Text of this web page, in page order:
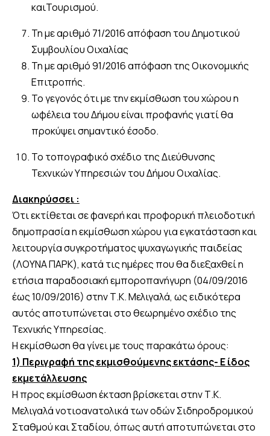
καιΤουρισμού.
Τη με αριθμό 71/2016 απόφαση του Δημοτικού
Συμβουλίου Οιχαλίας
Τη με αριθμό 91/2016 απόφαση της Οικονομικής
Επιτροπής.
Το γεγονός ότι με την εκμίσθωση του χώρου η
ωφέλεια του Δήμου είναι προφανής γιατί θα
προκύψει σημαντικό έσοδο.
Το τοπογραφικό σχέδιο της Διεύθυνσης
Τεχνικών Υπηρεσιών του Δήμου Οιχαλίας.
Διακηρύσσει :
Ότι εκτίθεται σε φανερή και προφορική πλειοδοτική
δημοπρασία η εκμίσθωση χώρου για εγκατάσταση και
λειτουργία συγκροτήματος ψυχαγωγικής παιδείας
(ΛΟΥΝΑ ΠΑΡΚ), κατά τις ημέρες που θα διεξαχθεί η
ετήσια παραδοσιακή εμποροπανήγυρη (04/09/2016
έως 10/09/2016) στην Τ.Κ. Μελιγαλά, ως ειδικότερα
αυτός αποτυπώνεται στο θεωρημένο σχέδιο της
Τεχνικής Υπηρεσίας.
Η εκμίσθωση θα γίνει με τους παρακάτω όρους:
1) Περιγραφή της εκμισθούμενης εκτάσης- E ίδος
εκμετάλλευσης
Η προς εκμίσθωση έκταση βρίσκεται στην Τ.Κ.
Μελιγαλά νοτιοανατολικά των οδών Σιδηροδρομικού
Σταθμού και Σταδίου, όπως αυτή αποτυπώνεται στο